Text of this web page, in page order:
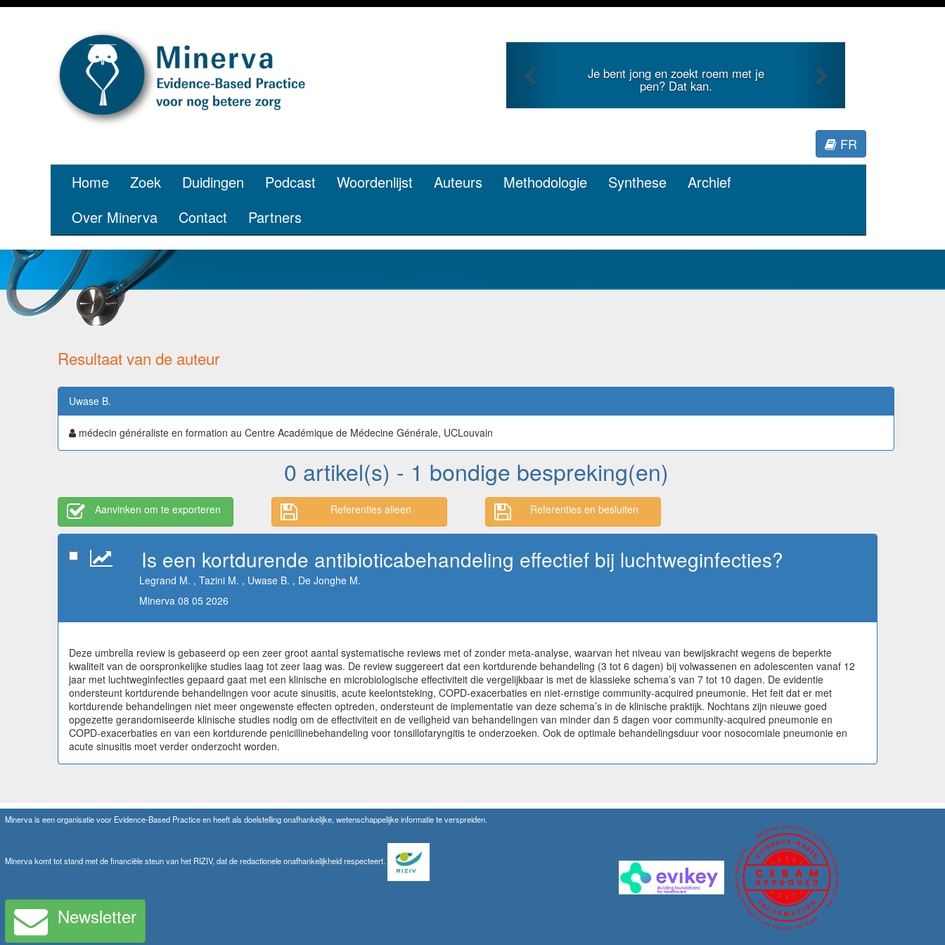
Je bent jong en zoekt roem met je
pen? Dat kan.
FR
Home Zoek Duidingen Podcast Woordenlijst Auteurs Methodologie Synthese
Archief
Over Minerva
Contact Partners
Resultaat van de auteur
Uwase B.
médecin généraliste en formation au Centre Académique de Médecine Générale, UCLouvain
0 artikel(s) - 1 bondige bespreking(en)
Aanvinken om te exporteren Referenties alleen Referenties en besluiten
Is een kortdurende antibioticabehandeling effectief bij luchtweginfecties?
Legrand M. , Tazini M. , Uwase B. , De Jonghe M.
Minerva 08 05 2026
Deze umbrella review is gebaseerd op een zeer groot aantal systematische reviews met of zonder meta-analyse, waarvan het niveau van bewijskracht wegens de beperkte
kwaliteit van de oorspronkelijke studies laag tot zeer laag was. De review suggereert dat een kortdurende behandeling (3 tot 6 dagen) bij volwassenen en adolescenten vanaf 12
jaar met luchtweginfecties gepaard gaat met een klinische en microbiologische effectiviteit die vergelijkbaar is met de klassieke schema’s van 7 tot 10 dagen. De evidentie
ondersteunt kortdurende behandelingen voor acute sinusitis, acute keelontsteking, COPD-exacerbaties en niet-ernstige community-acquired pneumonie. Het feit dat er met
kortdurende behandelingen niet meer ongewenste effecten optreden, ondersteunt de implementatie van deze schema’s in de klinische praktijk. Nochtans zijn nieuwe goed
opgezette gerandomiseerde klinische studies nodig om de effectiviteit en de veiligheid van behandelingen van minder dan 5 dagen voor community-acquired pneumonie en
COPD-exacerbaties en van een kortdurende penicillinebehandeling voor tonsillofaryngitis te onderzoeken. Ook de optimale behandelingsduur voor nosocomiale pneumonie en
acute sinusitis moet verder onderzocht worden.
Minerva is een organisatie voor Evidence-Based Practice en heeft als doelstelling onafhankelijke, wetenschappelijke informatie te verspreiden.
Minerva komt tot stand met de financiële steun van het RIZIV, dat de redactionele onafhankelijkheid respecteert.
Newsletter